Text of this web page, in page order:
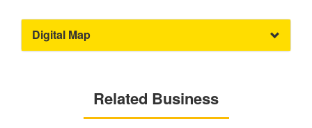
Digital Map
Related Business